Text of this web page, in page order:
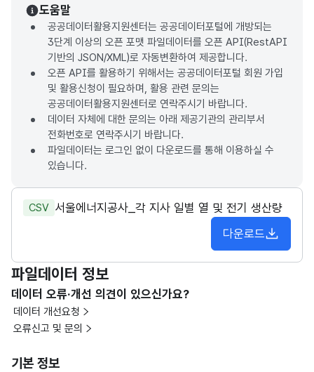
도움말
공공데이터활용지원센터는 공공데이터포털에 개방되는
3단계 이상의 오픈 포맷 파일데이터를 오픈 API(RestAPI
기반의 JSON/XML)로 자동변환하여 제공합니다.
오픈 API를 활용하기 위해서는 공공데이터포털 회원 가입
및 활용신청이 필요하며, 활용 관련 문의는
공공데이터활용지원센터로 연락주시기 바랍니다.
데이터 자체에 대한 문의는 아래 제공기관의 관리부서
전화번호로 연락주시기 바랍니다.
파일데이터는 로그인 없이 다운로드를 통해 이용하실 수
있습니다.
CSV 서울에너지공사_각 지사 일별 열 및 전기 생산량
다운로드
파일데이터 정보
데이터 오류·개선 의견이 있으신가요?
데이터 개선요청
오류신고 및 문의
기본 정보